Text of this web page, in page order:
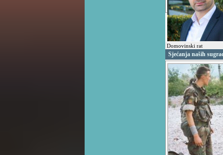
Domovinski rat
Sjećanja naših